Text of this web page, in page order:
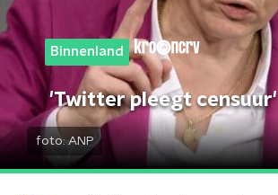
Binnenland
'Twitter pleegt censuur'
foto: ANP